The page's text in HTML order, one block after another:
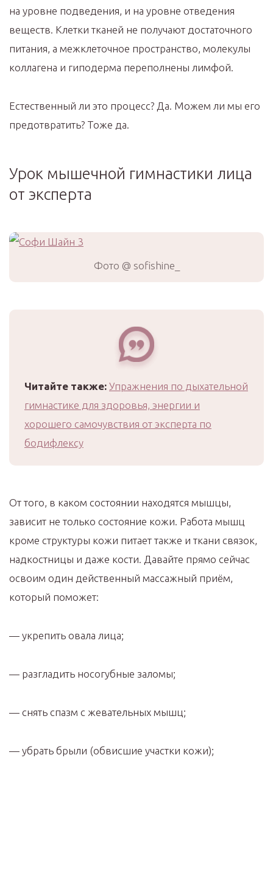
на уровне подведения, и на уровне отведения
веществ. Клетки тканей не получают достаточного
питания, а межклеточное пространство, молекулы
коллагена и гиподерма переполнены лимфой. ⠀
Естественный ли это процесс? Да. Можем ли мы его
предотвратить? Тоже да. ⠀
Урок мышечной гимнастики лица
от эксперта
Фото @ sofishine_
Читайте также: Упражнения по дыхательной
гимнастике для здоровья, энергии и
хорошего самочувствия от эксперта по
бодифлексу
От того, в каком состоянии находятся мышцы,
зависит не только состояние кожи. Работа мышц
кроме структуры кожи питает также и ткани связок,
надкостницы и даже кости. Давайте прямо сейчас
освоим один действенный массажный приём,
который поможет:
— укрепить овала лица;
— разгладить носогубные заломы;
— снять спазм с жевательных мышц;
— убрать брыли (обвисшие участки кожи);